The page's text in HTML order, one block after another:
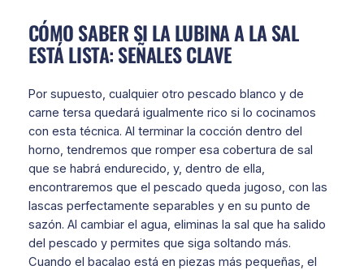
CÓMO SABER SI LA LUBINA A LA SAL
ESTÁ LISTA: SEÑALES CLAVE
Por supuesto, cualquier otro pescado blanco y de
carne tersa quedará igualmente rico si lo cocinamos
con esta técnica. Al terminar la cocción dentro del
horno, tendremos que romper esa cobertura de sal
que se habrá endurecido, y, dentro de ella,
encontraremos que el pescado queda jugoso, con las
lascas perfectamente separables y en su punto de
sazón. Al cambiar el agua, eliminas la sal que ha salido
del pescado y permites que siga soltando más.
Cuando el bacalao está en piezas más pequeñas, el